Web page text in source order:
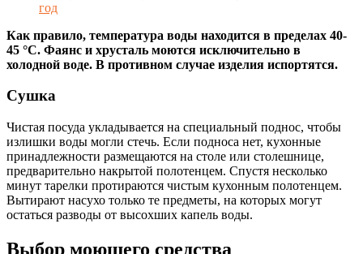
год
Как правило, температура воды находится в пределах 40-
45 °С. Фаянс и хрусталь моются исключительно в
холодной воде. В противном случае изделия испортятся.
Сушка
Чистая посуда укладывается на специальный поднос, чтобы
излишки воды могли стечь. Если подноса нет, кухонные
принадлежности размещаются на столе или столешнице,
предварительно накрытой полотенцем. Спустя несколько
минут тарелки протираются чистым кухонным полотенцем.
Вытирают насухо только те предметы, на которых могут
остаться разводы от высохших капель воды.
Выбор моющего средства